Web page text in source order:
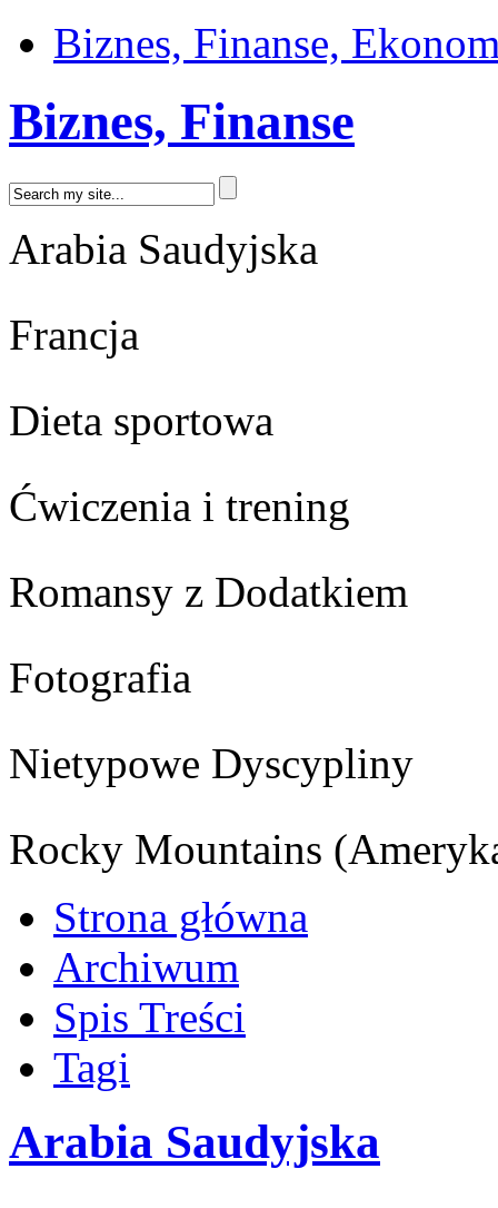
Biznes, Finanse,
Biznes, Finanse
Arabia Saudyjska
Francja
Dieta sportowa
Ćwiczenia i trening
Romansy z Dodatkiem
Fotografia
Nietypowe Dyscypliny
Rocky Mountains
Strona główna
Archiwum
Spis Treści
Tagi
Arabia Saudyjska